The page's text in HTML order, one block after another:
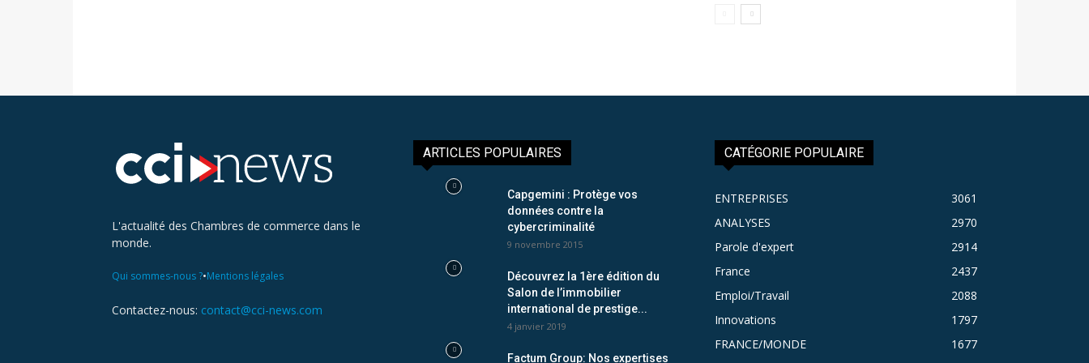
L'actualité des Chambres de commerce dans le
monde.
Qui sommes-nous ?•Mentions légales
Contactez-nous: contact@cci-news.com
ARTICLES POPULAIRES
Capgemini : Protège vos
données contre la
cybercriminalité
9 novembre 2015
Découvrez la 1ère édition du
Salon de l’immobilier
international de prestige...
4 janvier 2019
Factum Group: Nos expertises
CATÉGORIE POPULAIRE
ENTREPRISES
3061
ANALYSES
2970
Parole d'expert
2914
France
2437
Emploi/Travail
2088
Innovations
1797
FRANCE/MONDE
1677